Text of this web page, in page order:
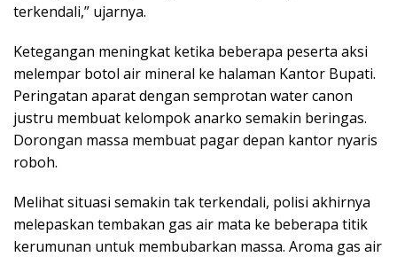
terkendali,” ujarnya.
Ketegangan meningkat ketika beberapa peserta aksi
melempar botol air mineral ke halaman Kantor Bupati.
Peringatan aparat dengan semprotan water canon
justru membuat kelompok anarko semakin beringas.
Dorongan massa membuat pagar depan kantor nyaris
roboh.
Melihat situasi semakin tak terkendali, polisi akhirnya
melepaskan tembakan gas air mata ke beberapa titik
kerumunan untuk membubarkan massa. Aroma gas air